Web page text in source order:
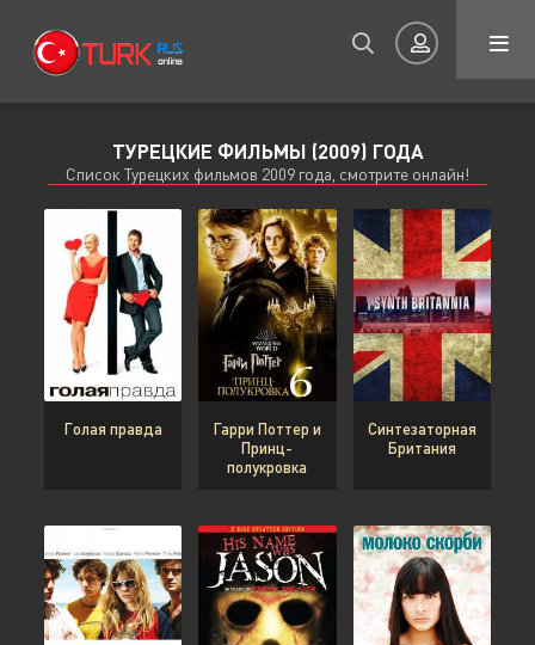
Авторизация
Запомнить
Восстановить пароль
Или войти через
ТУРЕЦКИЕ ФИЛЬМЫ (2009) ГОДА
Список Турецких фильмов 2009 года, смотрите онлайн!
Голая правда
Гарри Поттер и
Принц-
полукровка
Синтезаторная
Британия